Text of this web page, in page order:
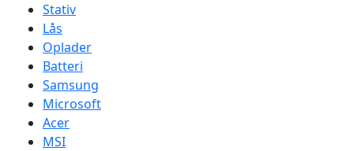
Stativ
Lås
Oplader
Batteri
Samsung
Microsoft
Acer
MSI